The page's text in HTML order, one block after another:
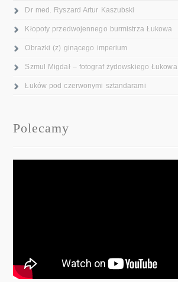
Dr med. Ryszard Artur Kaszubski
Kłopoty przedwojennego burmistrza Łukowa
Obrazki (z) ginącego imperium
Szmul Migdał – fotograf żydowskiego Łukowa
Łuków pod czerwonymi sztandarami
Polecamy